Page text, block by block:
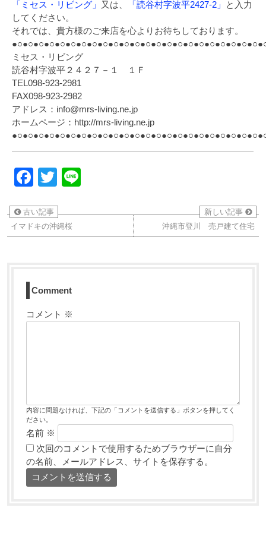
「ミセス・リビング」
又は、 「読谷村字波平2427-2」
と入力
してください。
それでは、貴方様のご来店を心よりお待ちしております。
ミセス・リビング
読谷村字波平２４２７－１ １Ｆ
TEL098-923-2981
FAX098-923-2982
アドレス：info@mrs-living.ne.jp
ホームページ：http://mrs-living.ne.jp
Facebook
Twitter
古い記事
イマドキの沖縄桜
新しい記事
沖縄市登川 売戸建て住宅
Comment
コメント ※
内容に問題なければ、下記の「コメントを送信する」ボタンを押してく
ださい。
名前 ※
次回のコメントで使用するためブラウザーに自分
の名前、メールアドレス、サイトを保存する。